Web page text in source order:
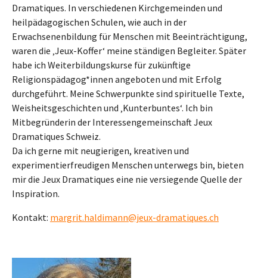
Dramatiques. In verschiedenen Kirchgemeinden und
heilpädagogischen Schulen, wie auch in der
Erwachsenenbildung für Menschen mit Beeinträchtigung,
waren die ‚Jeux-Koffer‘ meine ständigen Begleiter. Später
habe ich Weiterbildungskurse für zukünftige
Religionspädagog*innen angeboten und mit Erfolg
durchgeführt. Meine Schwerpunkte sind spirituelle Texte,
Weisheitsgeschichten und ‚Kunterbuntes‘. Ich bin
Mitbegründerin der Interessengemeinschaft Jeux
Dramatiques Schweiz.
Da ich gerne mit neugierigen, kreativen und
experimentierfreudigen Menschen unterwegs bin, bieten
mir die Jeux Dramatiques eine nie versiegende Quelle der
Inspiration.
Kontakt: margrit.haldimann@jeux-dramatiques.ch